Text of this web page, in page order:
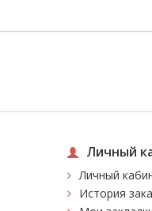
Личный
Личный
История